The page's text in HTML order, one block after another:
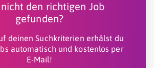
den richtigen Job
gefunden?
deinen Suchkriterien erhälst du
automatisch und kostenlos per
E-Mail!